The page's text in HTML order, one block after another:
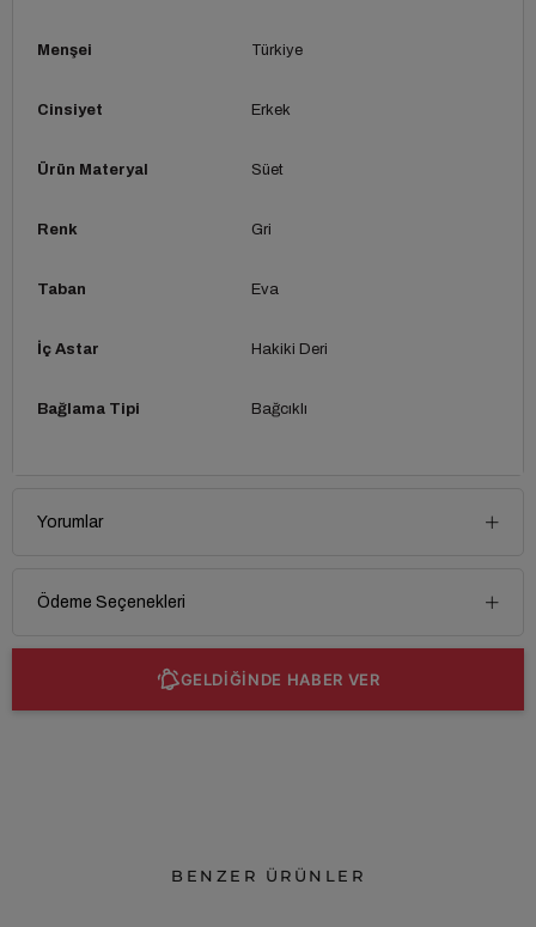
Menşei Türkiye
Cinsiyet Erkek
Ürün Materyal Süet
Renk Gri
Taban Eva
İç Astar Hakiki Deri
Bağlama Tipi Bağcıklı
Yorumlar
Ödeme Seçenekleri
GELDİĞİNDE HABER VER
BENZER ÜRÜNLER